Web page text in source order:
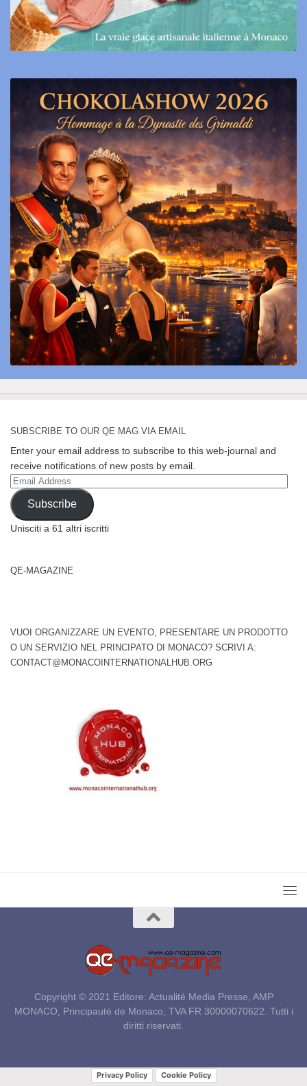
SUBSCRIBE TO OUR QE MAG VIA EMAIL
Enter your email address to subscribe to this web-journal and
receive notifications of new posts by email.
Email
Address
Subscribe
Unisciti a 61 altri iscritti
QE-MAGAZINE
VUOI ORGANIZZARE UN EVENTO, PRESENTARE UN PRODOTTO
O UN SERVIZIO NEL PRINCIPATO DI MONACO? SCRIVI A:
CONTACT@MONACOINTERNATIONALHUB.ORG
Copyright © 2021 Editore: Actualité Media Presse, AMP
MONACO, Principauté de Monaco, TVA FR 30000070622. Tutti i
diritti riservati.
Privacy Policy Cookie Policy